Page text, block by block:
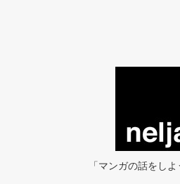
「マンガの話をし